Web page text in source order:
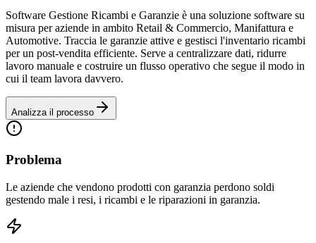
Software Gestione Ricambi e Garanzie è una soluzione software su
misura per aziende in ambito Retail & Commercio, Manifattura e
Automotive. Traccia le garanzie attive e gestisci l'inventario ricambi
per un post-vendita efficiente. Serve a centralizzare dati, ridurre
lavoro manuale e costruire un flusso operativo che segue il modo in
cui il team lavora davvero.
Analizza il processo
Problema
Le aziende che vendono prodotti con garanzia perdono soldi
gestendo male i resi, i ricambi e le riparazioni in garanzia.